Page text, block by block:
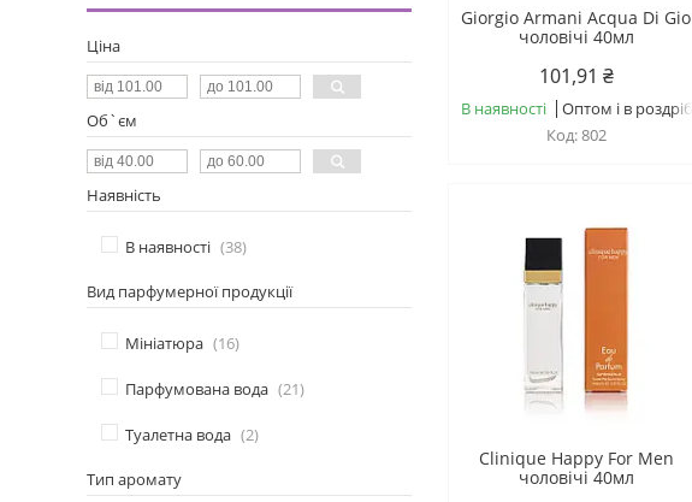
Giorgio Armani Acqua Di Gio
чоловічі 40мл
101,91 ₴
В наявності
Оптом і в роздріб
802
Clinique Happy For Men
чоловічі 40мл
Ціна
Об`єм
Наявність
В наявності 38
Вид парфумерної продукції
Мініатюра 16
Парфумована вода 21
Туалетна вода 2
Тип аромату